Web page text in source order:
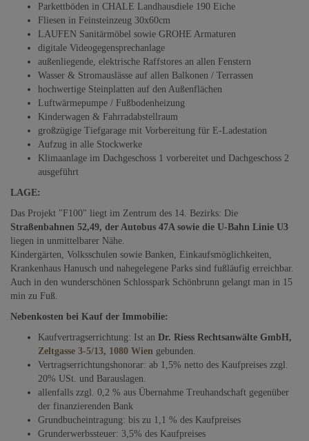
Parkettböden in CHALE Landhausdiele 190 Eiche
Fliesen in Feinsteinzeug 30x60cm
LAUFEN Sanitärmöbel sowie GROHE Armaturen
digitale Videogegensprechanlage
außenliegende, elektrische Raffstores an allen Fenstern
Wasser & Stromauslässe auf allen Balkonen / Terrassen
hochwertige Steinplatten auf den Außenflächen
Luftwärmepumpe / Fußbodenheizung
Kinderwagen & Fahrradabstellraum
großzügige Tiefgarage mit Vorbereitung für E-Ladestation
Aufzug in alle Stockwerke
Klimaanlage im Dachgeschoss 1 vorbereitet und Dachgeschoss 2
ausgeführt
LAGE:
Das Projekt "F100" liegt im Zentrum des 14. Bezirks: Die
Straßenbahnen 52,49, der Autobus 47A sowie die U-Bahn Linie U3
liegen in unmittelbarer Nähe.
Kindergärten, Volksschulen sowie Banken, Einkaufsmöglichkeiten,
Krankenhaus Hanusch und nahegelegene Parks sind fußläufig erreichbar.
Auch in den wunderschönen Schlosspark Schönbrunn gelangt man in 15
min zu Fuß.
Nebenkosten bei Kauf der Immobilie:
Kaufvertragserrichtung: Ist an Dr. Riess Rechtsanwälte GmbH,
Zeltgasse 3-5/13, 1080 Wien gebunden.
Vertragserrichtungshonorar: ab 1,5% netto des Kaufpreises zzgl.
20% USt. und Barauslagen.
allenfalls zzgl. 0,2 % aus Übernahme Treuhandschaft gegenüber
der finanzierenden Bank
Grundbucheintragung: bis zu 1,1 % des Kaufpreises
Grunderwerbssteuer: 3,5% des Kaufpreises